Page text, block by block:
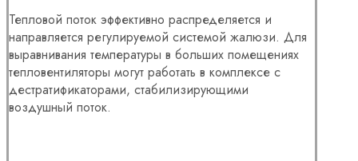
Тепловой поток эффективно распределяется и
направляется регулируемой системой жалюзи. Для
выравнивания температуры в больших помещениях
тепловентиляторы могут работать в комплексе с
дестратификаторами, стабилизирующими
воздушный поток.